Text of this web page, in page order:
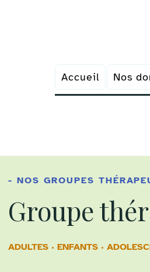
Accueil Nos
- NOS GROUPES
Groupe
ADULTES · ENFANTS ·